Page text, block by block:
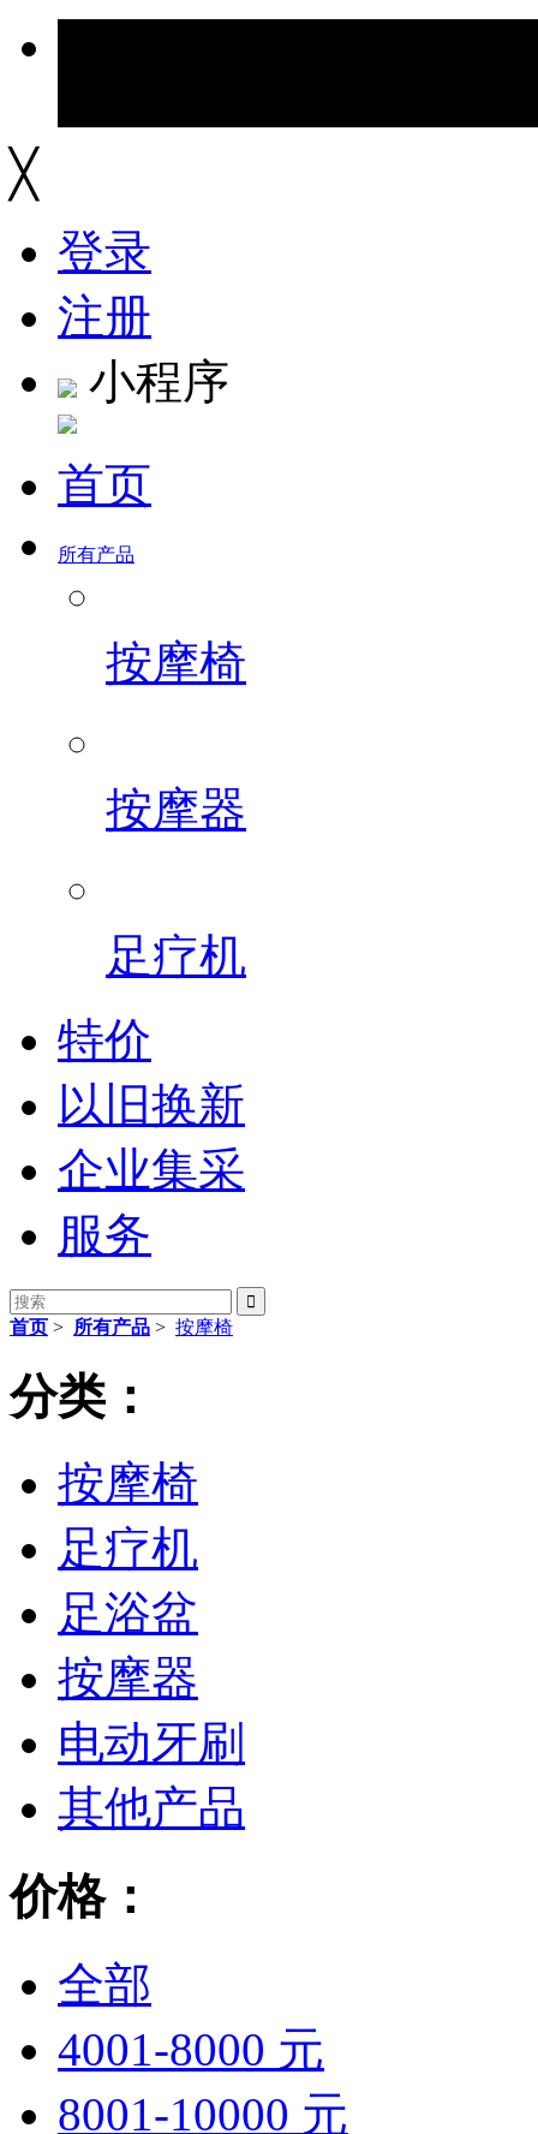
╳
登录
注册
小程序
首页
所有产品
按摩椅
按摩器
足疗机
特价
以旧换新
企业集采
服务

首页 > 所有产品 > 按摩椅
分类：
按摩椅
足疗机
足浴盆
按摩器
电动牙刷
其他产品
价格：
全部
4001-8000 元
8001-10000 元